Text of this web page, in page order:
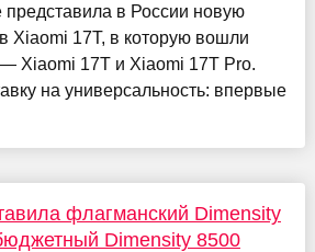
в России новую
Xiaomi 17T, в которую вошли
Xiaomi 17T и Xiaomi 17T Pro.
на универсальность: впервые
флагманский Dimensity
Dimensity 8500